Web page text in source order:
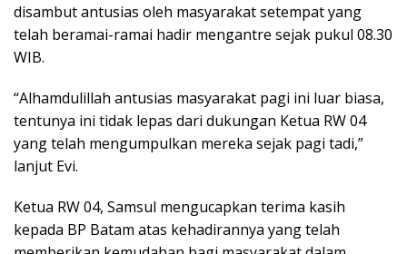
disambut antusias oleh masyarakat setempat yang
telah beramai-ramai hadir mengantre sejak pukul 08.30
WIB.
“Alhamdulillah antusias masyarakat pagi ini luar biasa,
tentunya ini tidak lepas dari dukungan Ketua RW 04
yang telah mengumpulkan mereka sejak pagi tadi,”
lanjut Evi.
Ketua RW 04, Samsul mengucapkan terima kasih
kepada BP Batam atas kehadirannya yang telah